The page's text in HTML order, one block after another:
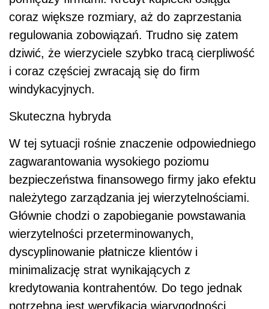
coraz większe rozmiary, aż do zaprzestania
regulowania zobowiązań. Trudno się zatem
dziwić, że wierzyciele szybko tracą cierpliwość
i coraz częściej zwracają się do firm
windykacyjnych.
Skuteczna hybryda
W tej sytuacji rośnie znaczenie odpowiedniego
zagwarantowania wysokiego poziomu
bezpieczeństwa finansowego firmy jako efektu
należytego zarządzania jej wierzytelnościami.
Głównie chodzi o zapobieganie powstawania
wierzytelności przeterminowanych,
dyscyplinowanie płatnicze klientów i
minimalizację strat wynikających z
kredytowania kontrahentów. Do tego jednak
potrzebna jest weryfikacja wiarygodności